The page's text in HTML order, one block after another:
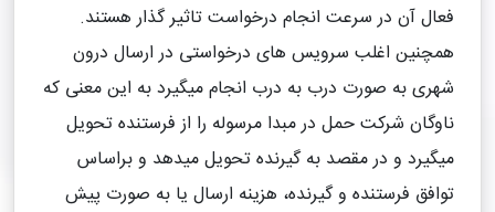
فعال آن در سرعت انجام درخواست تاثیر گذار هستند.
همچنین اغلب سرویس های درخواستی در ارسال درون
شهری به صورت درب به درب انجام میگیرد به این معنی که
ناوگان شرکت حمل در مبدا مرسوله را از فرستنده تحویل
میگیرد و در مقصد به گیرنده تحویل میدهد و براساس
توافق فرستنده و گیرنده، هزینه ارسال یا به صورت پیش